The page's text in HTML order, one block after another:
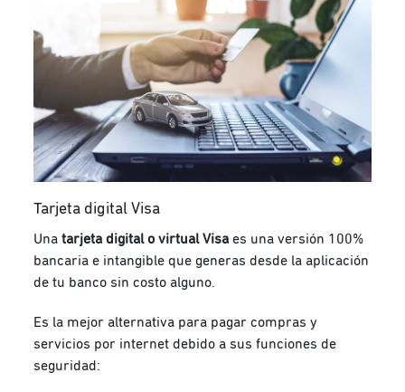
Tarjeta digital Visa
Unatarjeta digital o virtual Visa es una versión 100%
bancaria e intangible que generas desde la aplicación
de tu banco sin costo alguno.
Es la mejor alternativa para pagar compras y
servicios por internet debido a sus funciones de
seguridad: